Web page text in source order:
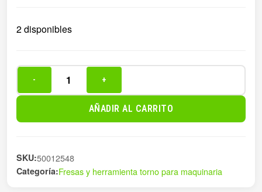
2 disponibles
ARQUEADA
cantidad
- +
AÑADIR AL CARRITO
SKU:50012548
Categoría:Fresas y herramienta torno para maquinaria